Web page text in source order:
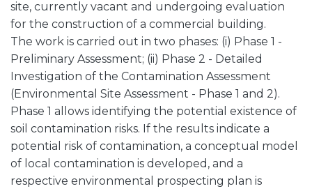
site, currently vacant and undergoing evaluation
for the construction of a commercial building.
The work is carried out in two phases: (i) Phase 1 -
Preliminary Assessment; (ii) Phase 2 - Detailed
Investigation of the Contamination Assessment
(Environmental Site Assessment - Phase 1 and 2).
Phase 1 allows identifying the potential existence of
soil contamination risks. If the results indicate a
potential risk of contamination, a conceptual model
of local contamination is developed, and a
respective environmental prospecting plan is